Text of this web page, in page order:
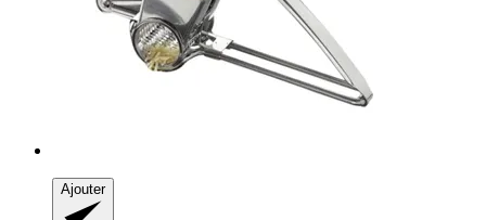
Ajouter